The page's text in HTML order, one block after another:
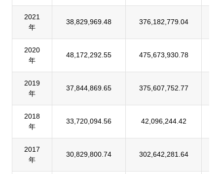
2021
年
38,829,969.48 376,182,779.04
2020
年
48,172,292.55 475,673,930.78
2019
年
37,844,869.65 375,607,752.77
2018
年
33,720,094.56 42,096,244.42
2017
年
30,829,800.74 302,642,281.64